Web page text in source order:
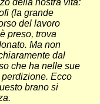
della nostra vita:
(la grande
del lavoro
preso, trova
Ma non
dal
che ha nelle sue
Ecco
brano si